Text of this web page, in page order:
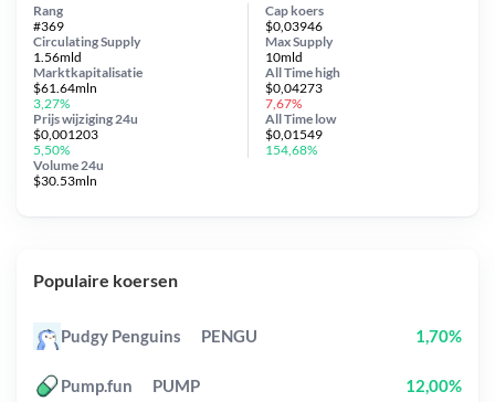
Cap koers
$0,03946
Circulating Supply
1.56mld
Prijs wijziging 24u
$0,001203
5,50%
Max Supply
10mld
Marktkapitalisatie
$61.64mln
3,27%
Volume 24u
$30.53mln
Rang
#369
All Timehigh
$0,04273
7,67%
All Time low
$0,01549
154,68%
Populaire koersen
Pudgy Penguins PENGU 1,70%
Pump.fun PUMP 12,00%